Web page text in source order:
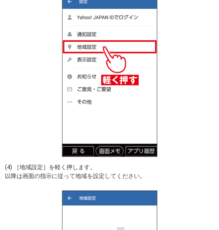
(4) ［地域設定］を軽く押します。
以降は画面の指示に従って地域を設定してください。